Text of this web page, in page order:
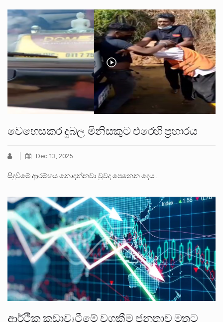
වෙහෙසකර දුබල මිනිසකුට එරෙහි ප්‍රහාරය
Dec 13, 2025
සිදුවීමේ ආරම්භය නොදන්නවා වුවද පෙනෙන දෙය…
ආර්ථික කඩාවැටීමේ වගකීම ජනතාව මතට